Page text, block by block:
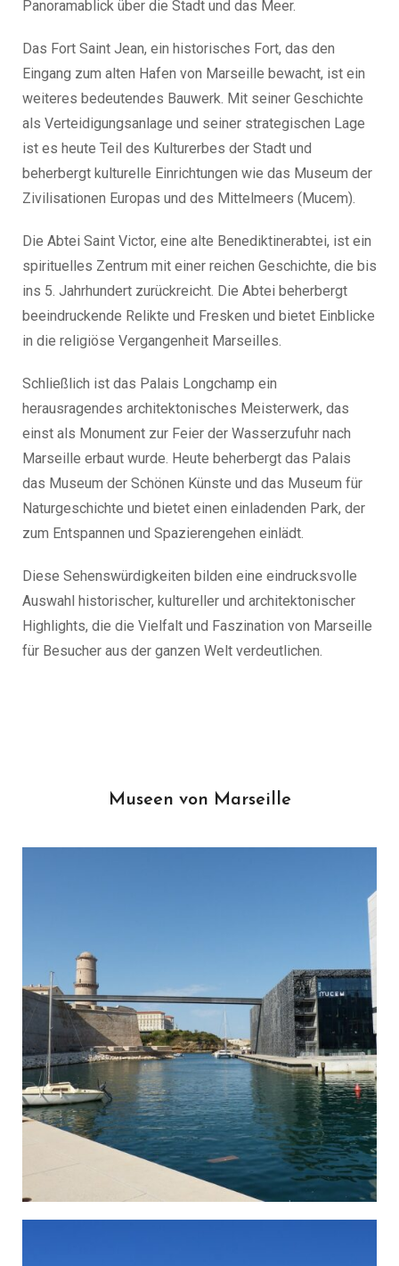
Panoramablick über die Stadt und das Meer.
Das Fort Saint Jean, ein historisches Fort, das den
Eingang zum alten Hafen von Marseille bewacht, ist ein
weiteres bedeutendes Bauwerk. Mit seiner Geschichte
als Verteidigungsanlage und seiner strategischen Lage
ist es heute Teil des Kulturerbes der Stadt und
beherbergt kulturelle Einrichtungen wie das Museum der
Zivilisationen Europas und des Mittelmeers (Mucem).
Die Abtei Saint Victor, eine alte Benediktinerabtei, ist ein
spirituelles Zentrum mit einer reichen Geschichte, die bis
ins 5. Jahrhundert zurückreicht. Die Abtei beherbergt
beeindruckende Relikte und Fresken und bietet Einblicke
in die religiöse Vergangenheit Marseilles.
Schließlich ist das Palais Longchamp ein
herausragendes architektonisches Meisterwerk, das
einst als Monument zur Feier der Wasserzufuhr nach
Marseille erbaut wurde. Heute beherbergt das Palais
das Museum der Schönen Künste und das Museum für
Naturgeschichte und bietet einen einladenden Park, der
zum Entspannen und Spazierengehen einlädt.
Diese Sehenswürdigkeiten bilden eine eindrucksvolle
Auswahl historischer, kultureller und architektonischer
Highlights, die die Vielfalt und Faszination von Marseille
für Besucher aus der ganzen Welt verdeutlichen.
Museen von Marseille